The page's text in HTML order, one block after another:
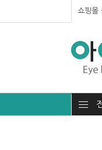
쇼핑몰